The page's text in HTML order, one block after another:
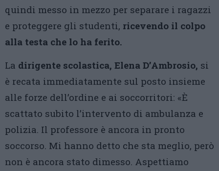
quindi messo in mezzo per separare i ragazzi
e proteggere gli studenti, ricevendo il colpo
alla testa che lo ha ferito.
La dirigente scolastica, Elena D’Ambrosio, si
è recata immediatamente sul posto insieme
alle forze dell’ordine e ai soccorritori: «È
scattato subito l’intervento di ambulanza e
polizia. Il professore è ancora in pronto
soccorso. Mi hanno detto che sta meglio, però
non è ancora stato dimesso. Aspettiamo